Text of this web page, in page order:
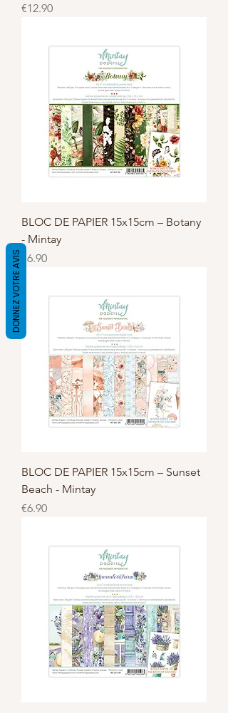
Price
€12.90
BLOC DE PAPIER 15x15cm – Botany
- Mintay
Price
€6.90
BLOC DE PAPIER 15x15cm – Sunset
Beach - Mintay
Price
€6.90
DONNEZ VOTRE AVIS